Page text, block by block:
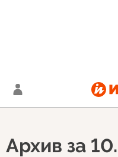
Архив за